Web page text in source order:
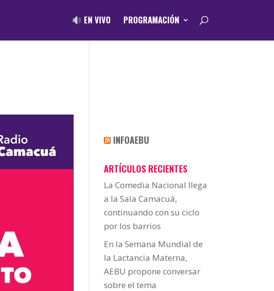
EN VIVO PROGRAMACIÓN
INFOAEBU
ARTÍCULOS RECIENTES
La Comedia Nacional llega
a la Sala Camacuá,
continuando con su ciclo
por los barrios
En la Semana Mundial de
la Lactancia Materna,
AEBU propone conversar
sobre el tema